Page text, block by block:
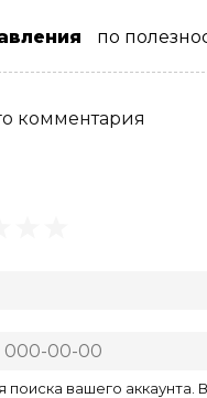
по
комментария
поиска вашего аккаунта.